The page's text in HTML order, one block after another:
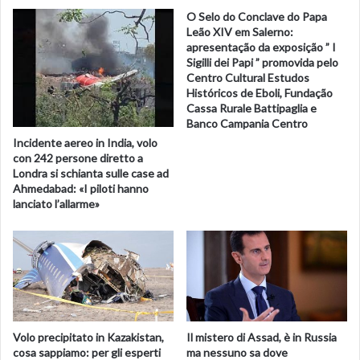
Incidente aereo in India, volo
con 242 persone diretto a
Londra si schianta sulle case ad
Ahmedabad: «I piloti hanno
lanciato l’allarme»
O Selo do Conclave do Papa
Leão XIV em Salerno:
apresentação da exposição ” I
Sigilli dei Papi ” promovida pelo
Centro Cultural Estudos
Históricos de Eboli, Fundação
Cassa Rurale Battipaglia e
Banco Campania Centro
Volo precipitato in Kazakistan,
cosa sappiamo: per gli esperti
Il mistero di Assad, è in Russia
ma nessuno sa dove